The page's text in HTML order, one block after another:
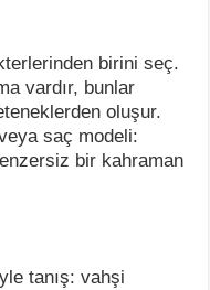
birini seç.
vardır, bunlar
oluşur.
saç modeli:
bir kahraman
tanış: vahşi